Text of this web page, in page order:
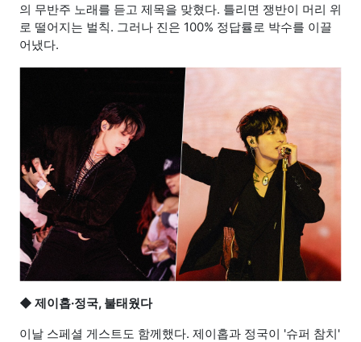
의 무반주 노래를 듣고 제목을 맞혔다. 틀리면 쟁반이 머리 위
로 떨어지는 벌칙. 그러나 진은 100% 정답률로 박수를 이끌
어냈다.
◆ 제이홉·정국, 불태웠다
이날 스페셜 게스트도 함께했다. 제이홉과 정국이 '슈퍼 참치'